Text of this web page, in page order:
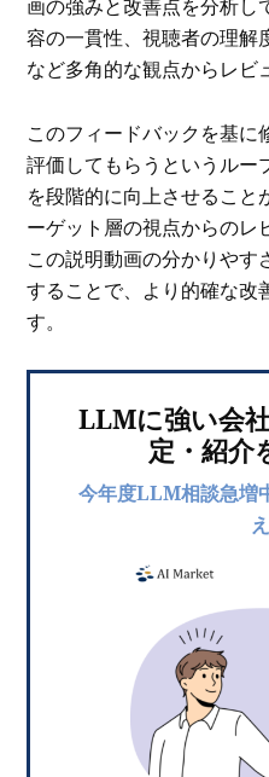
画の強みと改善点を分析し
容の一貫性、視聴者の理解
など多角的な観点からレビ
このフィードバックを基に
評価してもらうというルー
を段階的に向上させること
ーゲット層の視点からのレ
この説明動画の分かりや
することで、より的確な改
す。
LLMに強い会
定・紹介
今年度LLM相談急増